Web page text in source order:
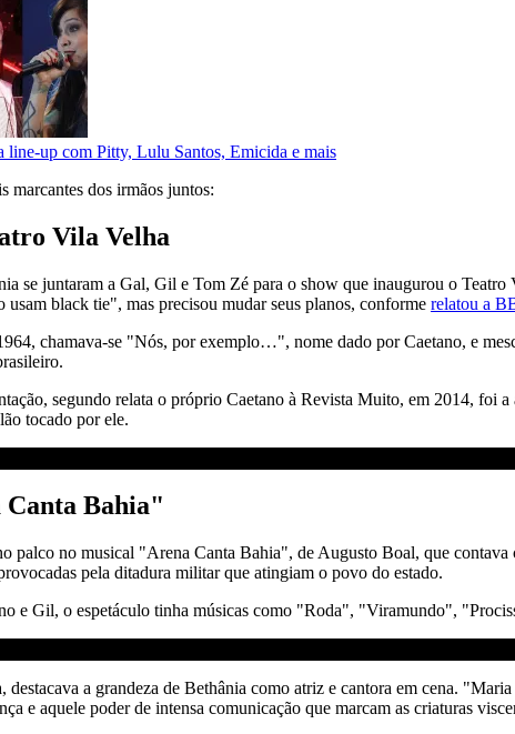
line-up com Pitty, Lulu Santos, Emicida e mais
marcantes dos irmãos juntos:
Vila Velha
se juntaram a Gal, Gil e Tom Zé para o show que inaugurou o
usam black tie", mas precisou mudar seus planos, conforme relatou a
chamava-se "Nós, por exemplo…", nome dado por Caetano, e
segundo relata o próprio Caetano à Revista Muito, em 2014,
tocado por ele.
Bahia"
palco no musical "Arena Canta Bahia", de Augusto Boal, que
pela ditadura militar que atingiam o povo do estado.
e Gil, o espetáculo tinha músicas como "Roda", "Viramundo",
destacava a grandeza de Bethânia como atriz e cantora em cena.
e aquele poder de intensa comunicação que marcam as criaturas